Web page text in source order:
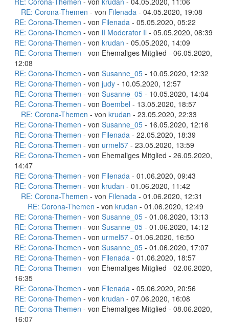
RE: Corona-Themen - von Filenada - 04.05.2020, 19:08
RE: Corona-Themen - von Filenada - 05.05.2020, 05:22
RE: Corona-Themen - von lI Moderator Il - 05.05.2020, 08:39
RE: Corona-Themen - von krudan - 05.05.2020, 14:09
RE: Corona-Themen - von Ehemaliges Mitglied - 06.05.2020,
12:08
RE: Corona-Themen - von Susanne_05 - 10.05.2020, 12:32
RE: Corona-Themen - von judy - 10.05.2020, 12:57
RE: Corona-Themen - von Susanne_05 - 10.05.2020, 14:04
RE: Corona-Themen - von Boembel - 13.05.2020, 18:57
RE: Corona-Themen - von krudan - 23.05.2020, 22:33
RE: Corona-Themen - von Susanne_05 - 16.05.2020, 12:16
RE: Corona-Themen - von Filenada - 22.05.2020, 18:39
RE: Corona-Themen - von urmel57 - 23.05.2020, 13:59
RE: Corona-Themen - von Ehemaliges Mitglied - 26.05.2020,
14:47
RE: Corona-Themen - von Filenada - 01.06.2020, 09:43
RE: Corona-Themen - von krudan - 01.06.2020, 11:42
RE: Corona-Themen - von Filenada - 01.06.2020, 12:31
RE: Corona-Themen - von krudan - 01.06.2020, 12:49
RE: Corona-Themen - von Susanne_05 - 01.06.2020, 13:13
RE: Corona-Themen - von Susanne_05 - 01.06.2020, 14:12
RE: Corona-Themen - von urmel57 - 01.06.2020, 16:50
RE: Corona-Themen - von Susanne_05 - 01.06.2020, 17:07
RE: Corona-Themen - von Filenada - 01.06.2020, 18:57
RE: Corona-Themen - von Ehemaliges Mitglied - 02.06.2020,
16:35
RE: Corona-Themen - von Filenada - 05.06.2020, 20:56
RE: Corona-Themen - von krudan - 07.06.2020, 16:08
RE: Corona-Themen - von Ehemaliges Mitglied - 08.06.2020,
16:07